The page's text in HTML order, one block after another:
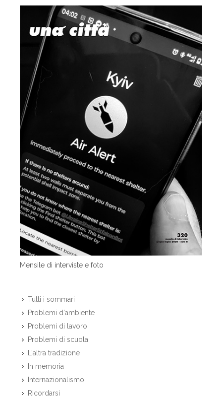
Mensile di interviste e foto
Tutti i sommari
Problemi d'ambiente
Problemi di lavoro
Problemi di scuola
L'altra tradizione
In memoria
Internazionalismo
Ricordarsi